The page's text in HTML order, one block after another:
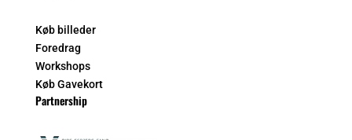
Køb billeder
Foredrag
Workshops
Køb Gavekort
Partnership